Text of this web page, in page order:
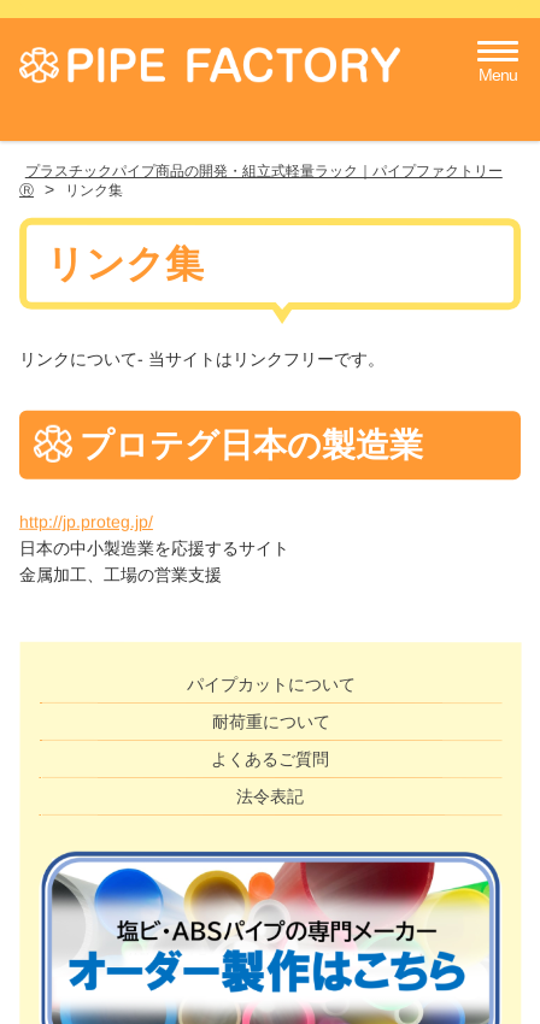
Menu
プラスチックパイプ商品の開発・組立式軽量ラック｜パイプファクトリー
Ⓡ
> リンク集
リンク集
リンクについて- 当サイトはリンクフリーです。
プロテグ日本の製造業
http://jp.proteg.jp/
日本の中小製造業を応援するサイト
金属加工、工場の営業支援
パイプカットについて
耐荷重について
よくあるご質問
法令表記